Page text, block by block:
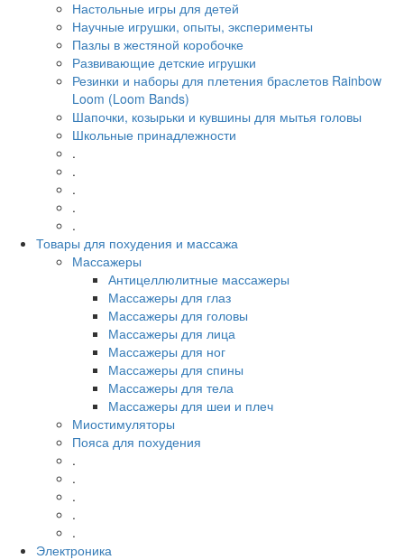
Настольные игры для детей
Научные игрушки, опыты, эксперименты
Пазлы в жестяной коробочке
Развивающие детские игрушки
Резинки и наборы для плетения браслетов Rainbow
Loom (Loom Bands)
Шапочки, козырьки и кувшины для мытья головы
Школьные принадлежности
.
.
.
.
.
Товары для похудения и массажа
Массажеры
Антицеллюлитные массажеры
Массажеры для глаз
Массажеры для головы
Массажеры для лица
Массажеры для ног
Массажеры для спины
Массажеры для тела
Массажеры для шеи и плеч
Миостимуляторы
Пояса для похудения
.
.
.
.
.
Электроника